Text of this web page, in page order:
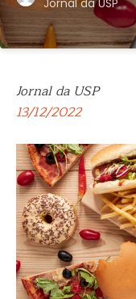
Jornal da USP
Jornal da USP
13/12/2022